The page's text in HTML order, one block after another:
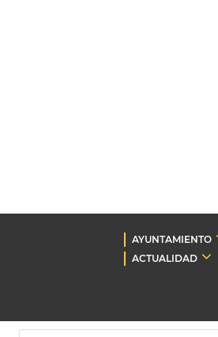
AYUNTAMIENTO
ACTUALIDAD